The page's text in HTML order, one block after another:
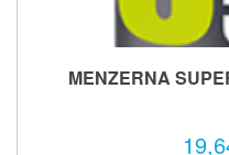
MENZERNA